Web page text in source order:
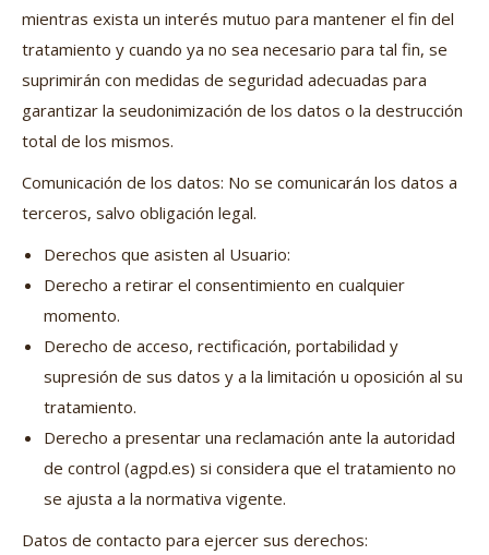
mientras exista un interés mutuo para mantener el fin del
tratamiento y cuando ya no sea necesario para tal fin, se
suprimirán con medidas de seguridad adecuadas para
garantizar la seudonimización de los datos o la destrucción
total de los mismos.
Comunicación de los datos: No se comunicarán los datos a
terceros, salvo obligación legal.
Derechos que asisten al Usuario:
Derecho a retirar el consentimiento en cualquier
momento.
Derecho de acceso, rectificación, portabilidad y
supresión de sus datos y a la limitación u oposición al su
tratamiento.
Derecho a presentar una reclamación ante la autoridad
de control (agpd.es) si considera que el tratamiento no
se ajusta a la normativa vigente.
Datos de contacto para ejercer sus derechos: